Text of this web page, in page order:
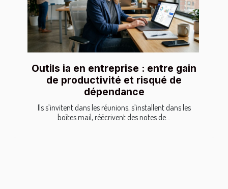
Outils ia en entreprise : entre gain
de productivité et risqué de
dépendance
Ils s’invitent dans les réunions, s’installent dans les
boîtes mail, réécrivent des notes de...